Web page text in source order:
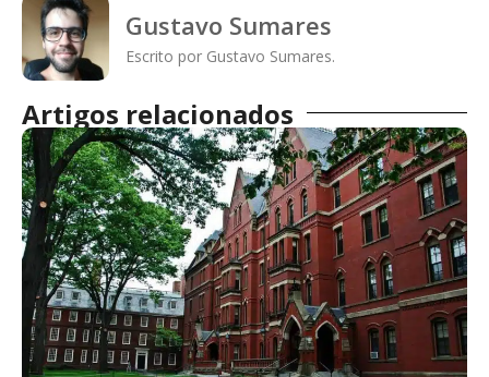
Gustavo Sumares
Escrito por Gustavo Sumares.
Artigos relacionados